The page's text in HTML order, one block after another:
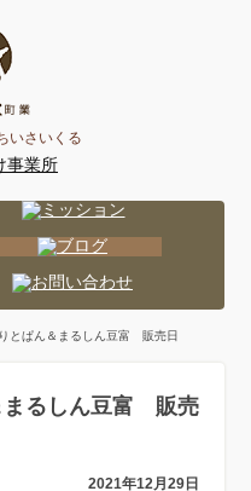
いさいくる
とぱん＆まるしん豆富 販売日
るしん豆富 販売
2021年12月29日